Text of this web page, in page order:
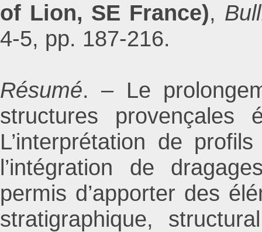
of Lion, SE France),
4-5, pp. 187-216.
Résumé. – Le
structures provençales
L’interprétation de
l’intégration de
permis d’apporter des
stratigraphique,